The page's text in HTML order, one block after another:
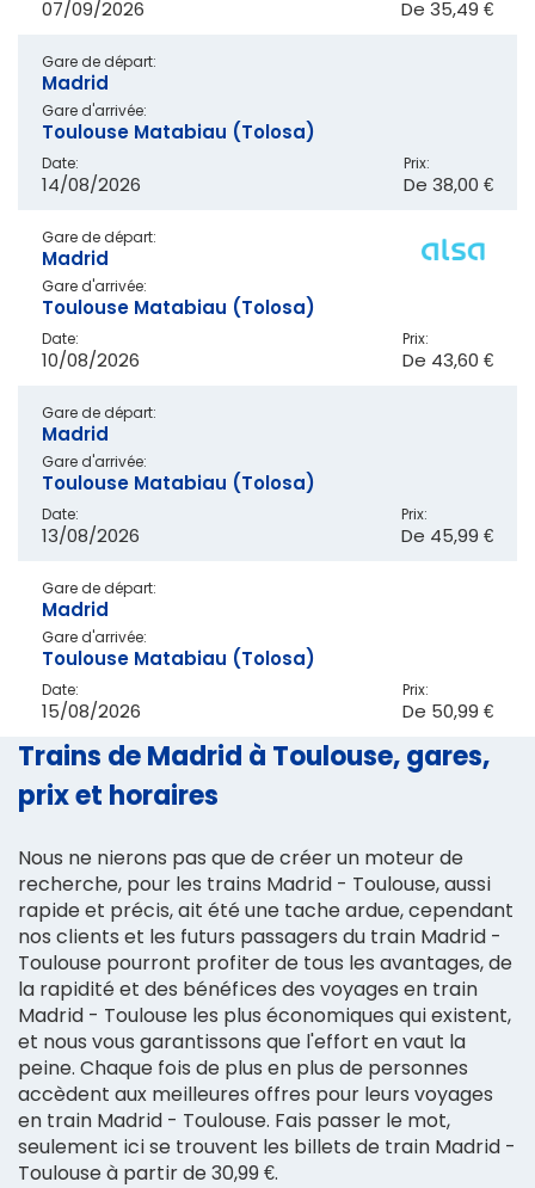
07/09/2026 De 35,49 €
Gare de départ:
Madrid
Gare d'arrivée:
Toulouse Matabiau (Tolosa)
Date:
14/08/2026
Prix:
De 38,00 €
Gare de départ:
Madrid
Gare d'arrivée:
Toulouse Matabiau (Tolosa)
Date:
10/08/2026
Prix:
De 43,60 €
Gare de départ:
Madrid
Gare d'arrivée:
Toulouse Matabiau (Tolosa)
Date:
13/08/2026
Prix:
De 45,99 €
Gare de départ:
Madrid
Gare d'arrivée:
Toulouse Matabiau (Tolosa)
Date:
15/08/2026
Prix:
De 50,99 €
Trains de Madrid à Toulouse, gares,
prix et horaires
Nous ne nierons pas que de créer un moteur de
recherche, pour les trains Madrid - Toulouse, aussi
rapide et précis, ait été une tache ardue, cependant
nos clients et les futurs passagers du train Madrid -
Toulouse pourront profiter de tous les avantages, de
la rapidité et des bénéfices des voyages en train
Madrid - Toulouse les plus économiques qui existent,
et nous vous garantissons que l'effort en vaut la
peine. Chaque fois de plus en plus de personnes
accèdent aux meilleures offres pour leurs voyages
en train Madrid - Toulouse. Fais passer le mot,
seulement ici se trouvent les billets de train Madrid -
Toulouse à partir de 30,99 €.